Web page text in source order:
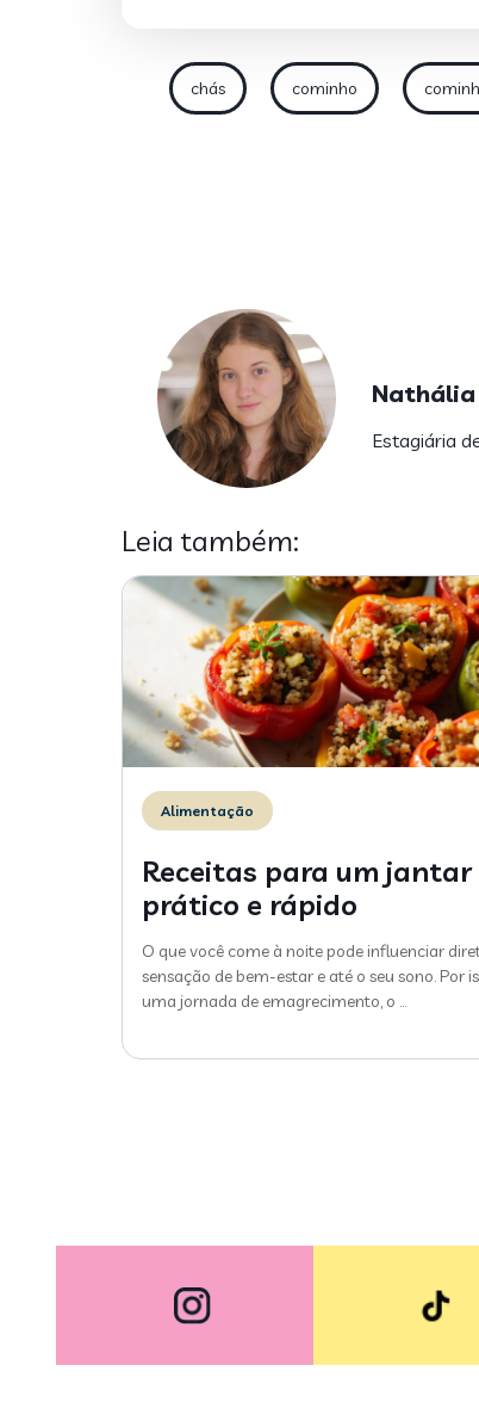
chás cominho
Nathália
Estagiária
Leia também:
Alimentação
Receitas para um jantar
prático e rápido
O que você come à noite pode influenciar
sensação de bem-estar e até o seu sono. Por
uma jornada de emagrecimento, o …